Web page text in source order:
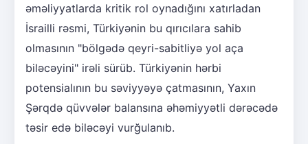
əməliyyatlarda kritik rol oynadığını xatırladan
İsrailli rəsmi, Türkiyənin bu qırıcılara sahib
olmasının "bölgədə qeyri-sabitliyə yol aça
biləcəyini" irəli sürüb. Türkiyənin hərbi
potensialının bu səviyyəyə çatmasının, Yaxın
Şərqdə qüvvələr balansına əhəmiyyətli dərəcədə
təsir edə biləcəyi vurğulanıb.